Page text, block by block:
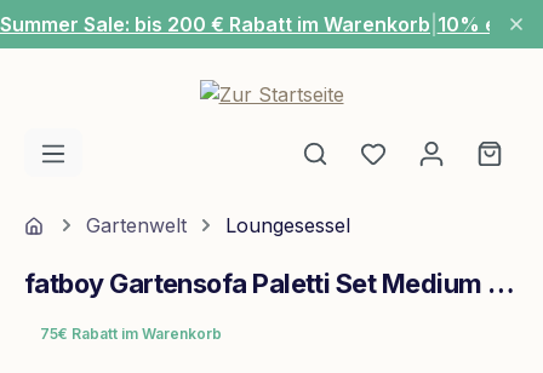
Zum Hauptinhalt springen
Summer Sale: bis 200 € Rabatt im Warenkorb 10% extra
Du hast 0
HomeGartenwelt Loungesessel
fatboy Gartensofa Paletti Set Medium Incl. L.Grey Table Rock Grey
75€ Rabatt im Warenkorb